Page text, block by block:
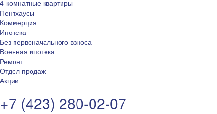
4-комнатные квартиры
Пентхаусы
Коммерция
Ипотека
Без первоначального взноса
Военная ипотека
Ремонт
Отдел продаж
Акции
+7 (423) 280-02-07